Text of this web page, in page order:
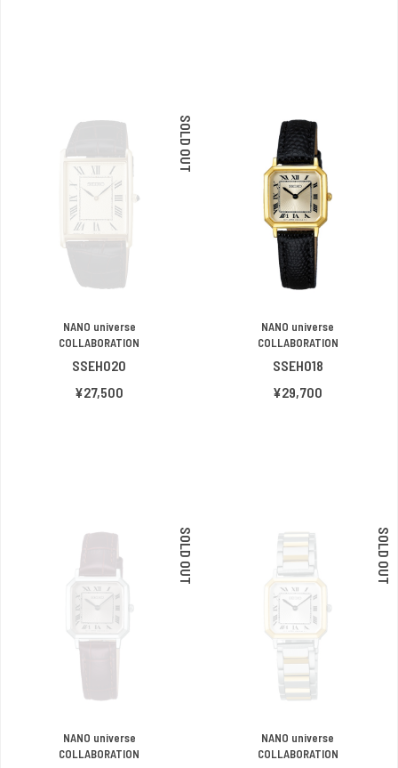
SOLD OUT
NANO universe
COLLABORATION
SSEH020
¥27,500
NANO universe
COLLABORATION
SSEH018
¥29,700
SOLD OUT
NANO universe
COLLABORATION
SOLD OUT
NANO universe
COLLABORATION